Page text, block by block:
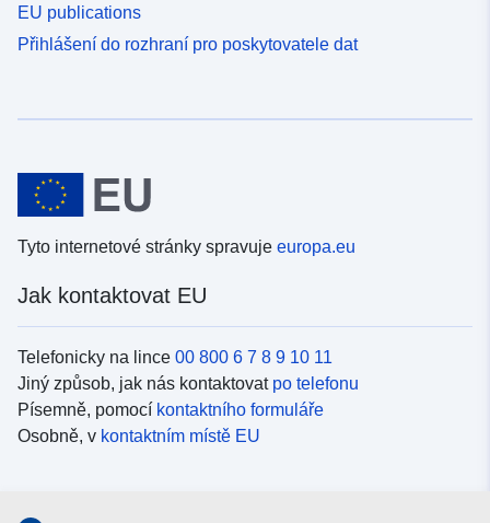
EU publications
Přihlášení do rozhraní pro poskytovatele dat
Tyto internetové stránky spravuje europa.eu
Jak kontaktovat EU
Telefonicky na lince 00 800 6 7 8 9 10 11
Jiný způsob, jak nás kontaktovat po telefonu
Písemně, pomocí kontaktního formuláře
Osobně, v kontaktním místě EU